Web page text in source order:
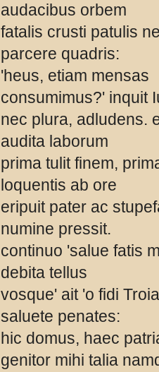
audacibus orbem
fatalis crusti patulis
parcere quadris:
'heus, etiam mensas
consumimus?' inquit
nec plura, adludens.
audita laborum
prima tulit finem,
loquentis ab ore
eripuit pater ac
numine pressit.
continuo 'salue fatis
debita tellus
vosque' ait 'o fidi
saluete penates:
hic domus, haec
genitor mihi talia